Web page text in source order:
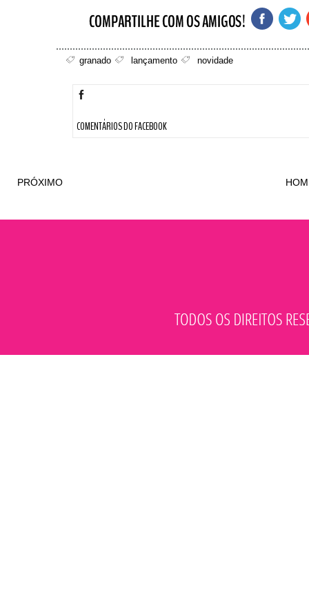
granado lançamento novidade
COMENTÁRIOS DO FACEBOOK
PRÓXIMO